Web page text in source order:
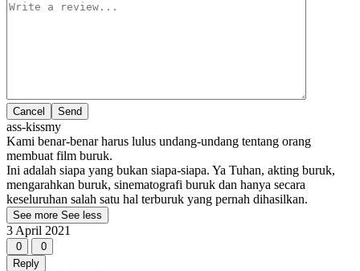
Cancel
ass-kissmy
Kami benar-benar harus lulus undang-undang tentang orang
membuat film buruk.
Ini adalah siapa yang bukan siapa-siapa. Ya Tuhan, akting buruk,
mengarahkan buruk, sinematografi buruk dan hanya secara
keseluruhan salah satu hal terburuk yang pernah dihasilkan.
See more See less
3 April 2021
0
0
Reply